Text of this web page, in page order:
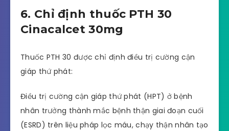
6. Chỉ định thuốc PTH 30
Cinacalcet 30mg
Thuốc PTH 30 được chỉ định điều trị cường cận
giáp thứ phát:
Điều trị cường cận giáp thứ phát (HPT) ở bệnh
nhân trưởng thành mắc bệnh thận giai đoạn cuối
(ESRD) trên liệu pháp lọc máu, chạy thận nhân tạo